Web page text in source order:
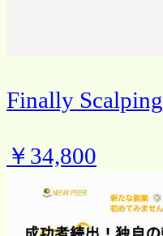
Finally Scalping
￥34,800